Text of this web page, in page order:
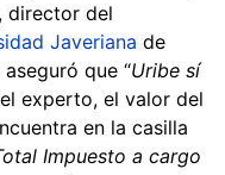
director del
Javeriana de
que “Uribe sí
el experto, el valor del
en la casilla
Impuesto a cargo